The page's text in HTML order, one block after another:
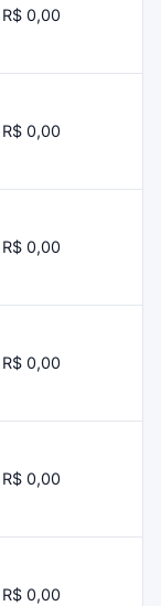
R$ 0,00
R$ 0,00
R$ 0,00
R$ 0,00
R$ 0,00
R$ 0,00